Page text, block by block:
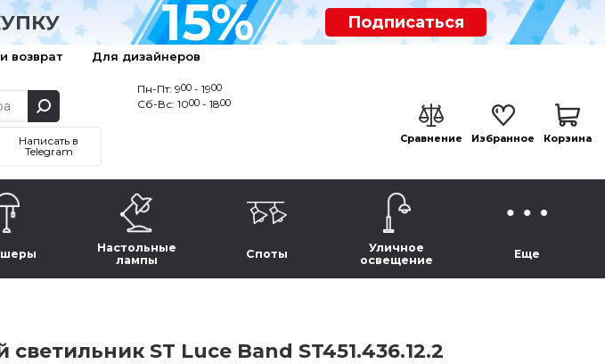
15% Подписаться
возврат Для дизайнеров
Написать в
Telegram
Пн-Пт: 900 - 1900
Сб-Вс: 1000 - 1800
Сравнение Избранное Корзина
Настольные
лампы
Споты
Уличное
освещение
Еще
ST Luce Band ST451.436.12.2